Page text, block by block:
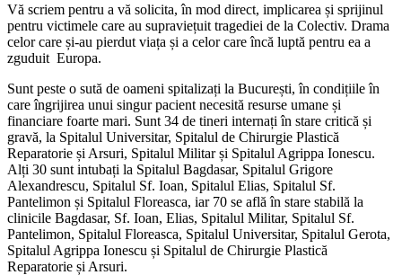
Vă scriem pentru a vă solicita, în mod direct, implicarea și sprijinul
pentru victimele care au supraviețuit tragediei de la Colectiv. Drama
celor care și-au pierdut viața și a celor care încă luptă pentru ea a
zguduit Europa.
Sunt peste o sută de oameni spitalizați la București, în condițiile în
care îngrijirea unui singur pacient necesită resurse umane și
financiare foarte mari. Sunt 34 de tineri internați în stare critică și
gravă, la Spitalul Universitar, Spitalul de Chirurgie Plastică
Reparatorie și Arsuri, Spitalul Militar și Spitalul Agrippa Ionescu.
Alți 30 sunt intubați la Spitalul Bagdasar, Spitalul Grigore
Alexandrescu, Spitalul Sf. Ioan, Spitalul Elias, Spitalul Sf.
Pantelimon și Spitalul Floreasca, iar 70 se află în stare stabilă la
clinicile Bagdasar, Sf. Ioan, Elias, Spitalul Militar, Spitalul Sf.
Pantelimon, Spitalul Floreasca, Spitalul Universitar, Spitalul Gerota,
Spitalul Agrippa Ionescu și Spitalul de Chirurgie Plastică
Reparatorie și Arsuri.